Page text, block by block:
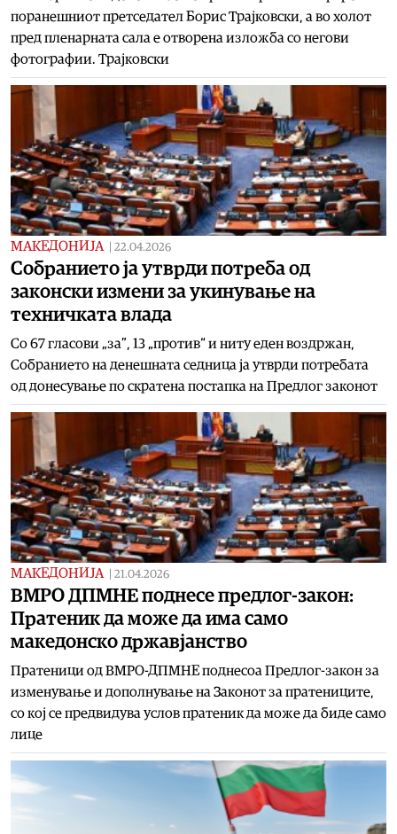
поранешниот претседател Борис Трајковски, а во холот
пред пленарната сала е отворена изложба со негови
фотографии. Трајковски
МАКЕДОНИЈА 22.04.2026
Собранието ја утврди потреба од
законски измени за укинување на
техничката влада
Со 67 гласови „за”, 13 „против“ и ниту еден воздржан,
Собранието на денешната седница ја утврди потребата
од донесување по скратена постапка на Предлог законот
МАКЕДОНИЈА 21.04.2026
ВМРО ДПМНЕ поднесе предлог-закон:
Пратеник да може да има само
македонско државјанство
Пратеници од ВМРО-ДПМНЕ поднесоа Предлог-закон за
изменување и дополнување на Законот за пратениците,
со кој се предвидува услов пратеник да може да биде само
лице